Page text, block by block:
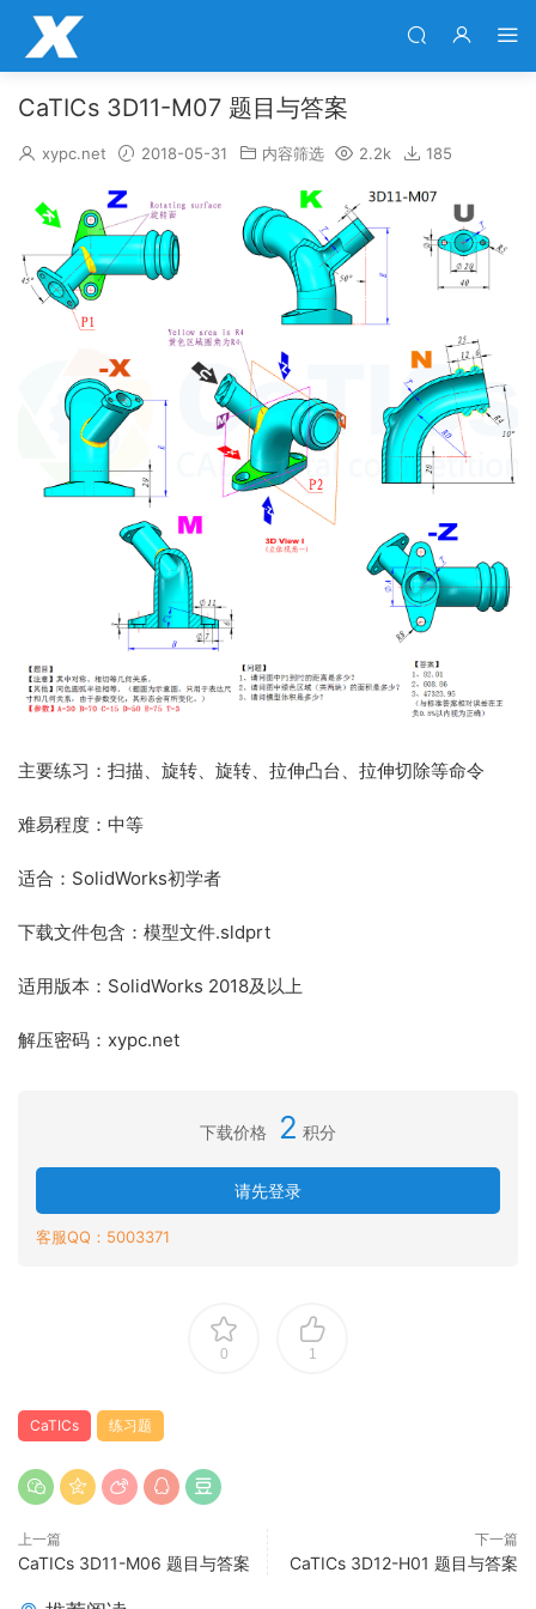
CaTICs 3D11-M07 题目与答案
xypc.net 2018-05-31 内容筛选 2.2k 185
主要练习：扫描、旋转、旋转、拉伸凸台、拉伸切除等命令
难易程度：中等
适合：SolidWorks初学者
下载文件包含：模型文件.sldprt
适用版本：SolidWorks 2018及以上
解压密码：xypc.net
下载价格 2 积分
请先登录
客服QQ：5003371
0 1
CaTICs 练习题
上一篇
CaTICs 3D11-M06 题目与答案
下一篇
CaTICs 3D12-H01 题目与答案